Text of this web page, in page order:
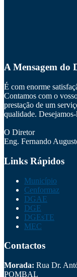
A Mensagem do
É com enorme
Contamos com o
prestação de um
qualidade.
O Diretor
Eng. Fernando
Links Rápidos
Município
Cenformaz
DGAE
DGE
DGEsTE
MEC
Contactos
Morada: Rua Dr.
POMBAL